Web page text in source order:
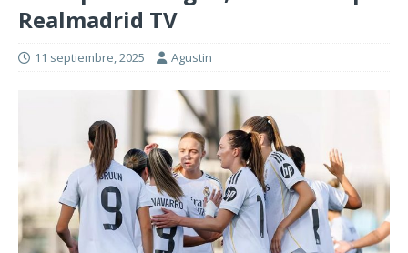
Realmadrid TV
11 septiembre, 2025 Agustin